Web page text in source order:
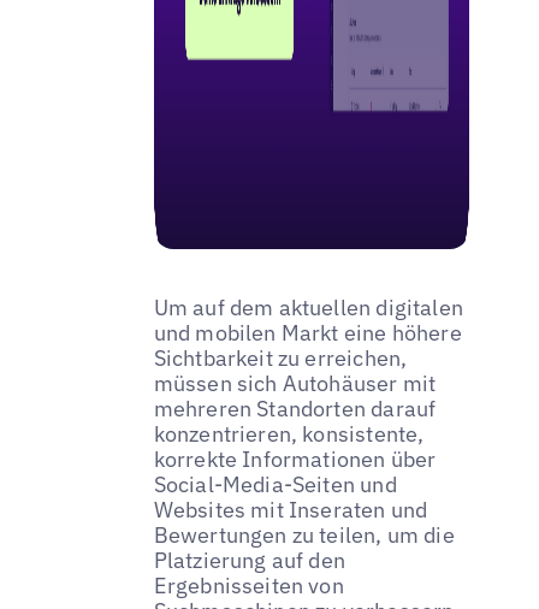
Um auf dem aktuellen digitalen
und mobilen Markt eine höhere
Sichtbarkeit zu erreichen,
müssen sich Autohäuser mit
mehreren Standorten darauf
konzentrieren, konsistente,
korrekte Informationen über
Social-Media-Seiten und
Websites mit Inseraten und
Bewertungen zu teilen, um die
Platzierung auf den
Ergebnisseiten von